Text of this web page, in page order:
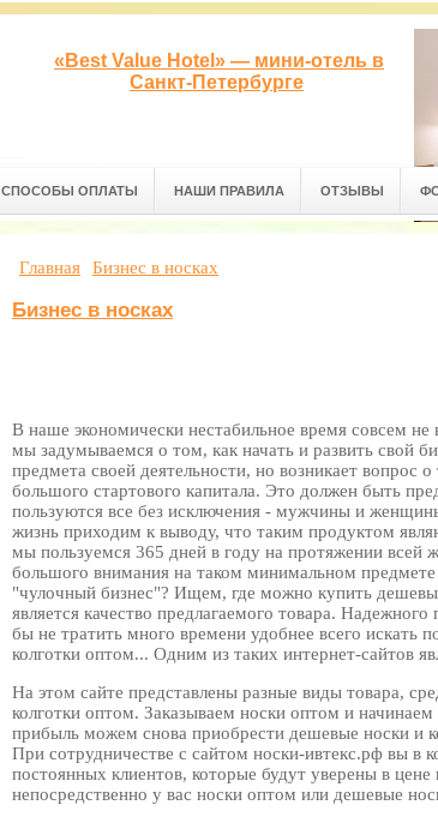
«Best Value Hotel» — мини-отель в
Санкт-Петербурге
СПОСОБЫ ОПЛАТЫ НАШИ ПРАВИЛА ОТЗЫВЫ
Главная Бизнес в носках
Бизнес в носках
В наше экономически нестабильное время совсем
мы задумываемся о том, как начать и развить свой
предмета своей деятельности, но возникает вопрос
большого стартового капитала. Это должен быть
пользуются все без исключения - мужчины и
жизнь приходим к выводу, что таким продуктом
мы пользуемся 365 дней в году на протяжении всей
большого внимания на таком минимальном предмете
"чулочный бизнес"? Ищем, где можно купить
является качество предлагаемого товара.
бы не тратить много времени удобнее всего искать
колготки оптом... Одним из таких интернет-сайтов
На этом сайте представлены разные виды товара,
колготки оптом. Заказываем носки оптом и
прибыль можем снова приобрести дешевые носки и
При сотрудничестве с сайтом носки-ивтекс.рф вы в
постоянных клиентов, которые будут уверены в цене
непосредственно у вас носки оптом или дешевые